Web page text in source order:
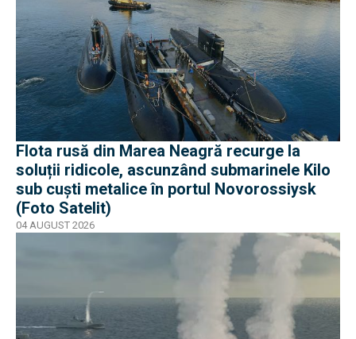
Flota rusă din Marea Neagră recurge la
soluții ridicole, ascunzând submarinele Kilo
sub cuști metalice în portul Novorossiysk
(Foto Satelit)
04 AUGUST 2026